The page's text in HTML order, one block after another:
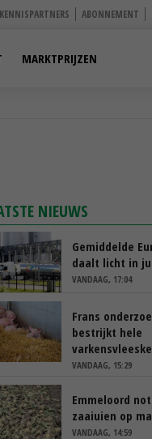
KENNISPARTNERS ABONNEMENT
MARKTPRIJZEN
NIEUWS
Gemiddelde
daalt licht in
VANDAAG, 17:04
Frans
bestrijkt hele
VANDAAG, 15:29
Emmeloord
zaaiuien op
VANDAAG, 14:59